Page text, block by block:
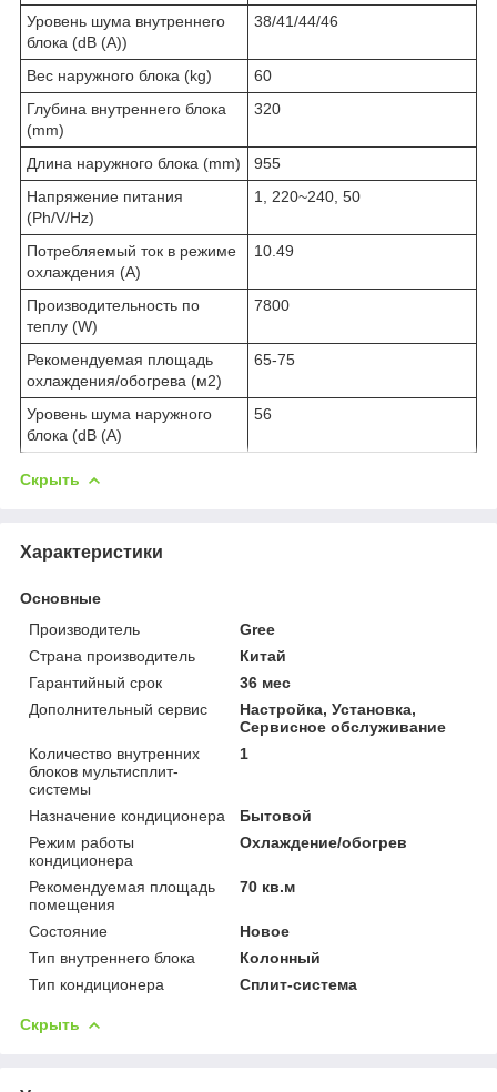
Уровень шума внутреннего
блока (dB (A))
38/41/44/46
Вес наружного блока (kg)
60
Глубина внутреннего блока
(mm)
320
Длина наружного блока (mm)
955
Напряжение питания
(Ph/V/Hz)
1, 220~240, 50
Потребляемый ток в режиме
охлаждения (A)
10.49
Производительность по
теплу (W)
7800
Рекомендуемая площадь
охлаждения/обогрева (м2)
65-75
Уровень шума наружного
блока (dB (A)
56
Скрыть
Характеристики
Основные
Производитель
Gree
Страна производитель
Китай
Гарантийный срок
36 мес
Дополнительный сервис
Настройка, Установка,
Сервисное обслуживание
Количество внутренних
блоков мультисплит-
системы
1
Назначение кондиционера
Бытовой
Режим работы
кондиционера
Охлаждение/обогрев
Рекомендуемая площадь
помещения
70 кв.м
Состояние
Новое
Тип внутреннего блока
Колонный
Тип кондиционера
Сплит-система
Скрыть